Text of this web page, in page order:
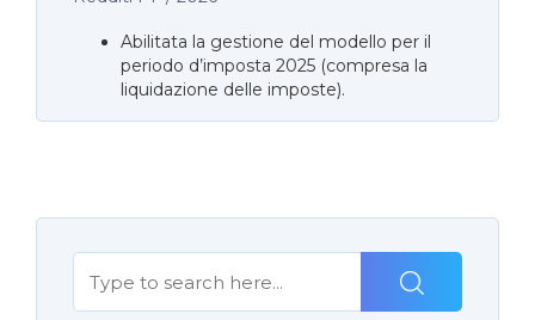
Abilitata la gestione del modello per il
periodo d’imposta 2025 (compresa la
liquidazione delle imposte).